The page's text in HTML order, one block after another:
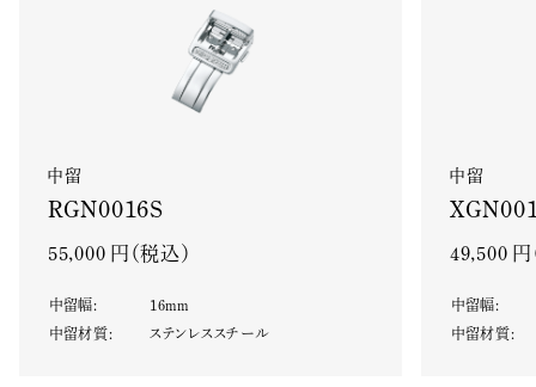
中留
RGN0016S
55,000 円（税込）
中留幅: 16mm
中留材質: ステンレススチール
中留
49,500 円
中留幅:
中留材質: